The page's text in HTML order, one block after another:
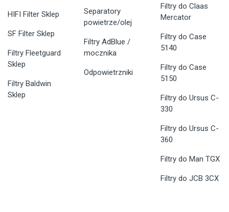
HIFI Filter Sklep
SF Filter Sklep
Filtry Fleetguard
Sklep
Filtry Baldwin
Sklep
Separatory
powietrze/olej
Filtry AdBlue /
mocznika
Odpowietrzniki
Filtry do Claas
Mercator
Filtry do Case
5140
Filtry do Case
5150
Filtry do Ursus C-
330
Filtry do Ursus C-
360
Filtry do Man TGX
Filtry do JCB 3CX